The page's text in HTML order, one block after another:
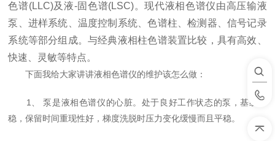
色谱(LLC)及液-固色谱(LSC)。现代液相色谱仪由高压输液
泵、进样系统、温度控制系统、色谱柱、检测器、信号记录
系统等部分组成。与经典液相柱色谱装置比较，具有高效、
快速、灵敏等特点。
下面我给大家讲讲液相色谱仪的维护该怎么做：
1、 泵是液相色谱仪的心脏。处于良好工作状态的泵，基线平
稳，保留时间重现性好，梯度洗脱时压力变化缓慢而且平稳。